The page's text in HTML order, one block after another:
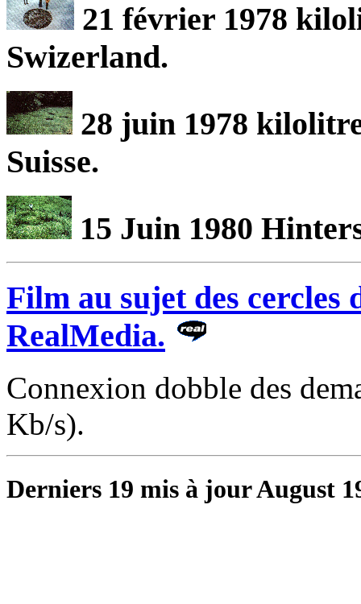
21 février 1978
Swizerland.
28 juin 1978
Suisse.
15 Juin 1980
Film au sujet des cercles
RealMedia.
Connexion dobble des
Kb/s).
Derniers 19 mis à jour August